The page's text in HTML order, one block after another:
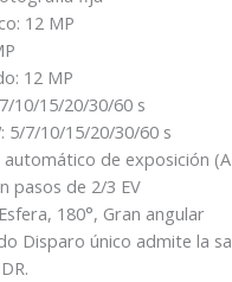
12 MP
12 MP
10/15/20/30/60 s
5/7/10/15/20/30/60 s
de exposición
pasos de 2/3 EV
180°, Gran angular
Disparo único admite la